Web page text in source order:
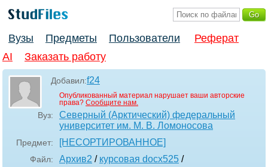
Вузы Предметы Пользователи
Реферат
AI
Заказать работу
Добавил:f24
Опубликованный материал нарушает ваши авторские
права? Сообщите нам.
Вуз:
Северный (Арктический) федеральный
университет им. М. В. Ломоносова
Предмет: [НЕСОРТИРОВАННОЕ]
Файл: Архив2 / курсовая docx525 /